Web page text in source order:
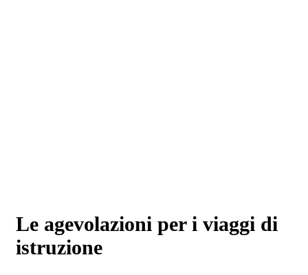
Le agevolazioni per i viaggi di
istruzione